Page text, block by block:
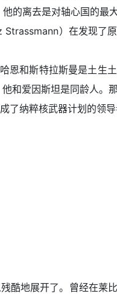
的离去是对轴心国的最大
）在发现了原
和斯特拉斯曼是土生
和爱因斯坦是同龄人。
了纳粹核武器计划的领导
地展开了。曾经在莱